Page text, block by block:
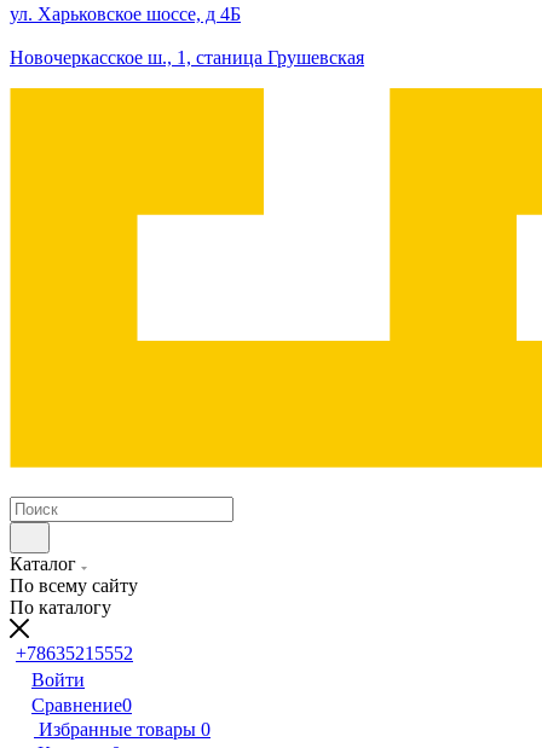
ул. Харьковское шоссе, д 4Б
Новочеркасское ш., 1, станица Грушевская
Каталог
По всему сайту
По каталогу
+78635215552
Войти
Сравнение0
Избранные товары 0